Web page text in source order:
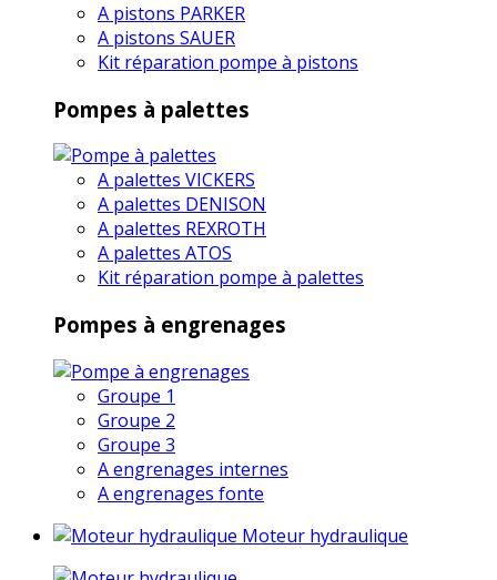
A pistons PARKER
A pistons SAUER
Kit réparation pompe à pistons
Pompes à palettes
A palettes VICKERS
A palettes DENISON
A palettes REXROTH
A palettes ATOS
Kit réparation pompe à palettes
Pompes à engrenages
Groupe 1
Groupe 2
Groupe 3
A engrenages internes
A engrenages fonte
Moteur hydraulique